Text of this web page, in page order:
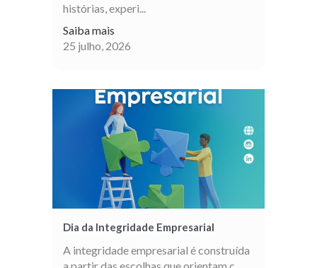
histórias, experi...
Saiba mais
25 julho, 2026
Dia da Integridade Empresarial
A integridade empresarial é construída
a partir das escolhas que orientam c...